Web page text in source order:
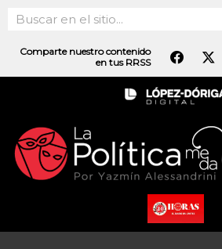
contenido
Search
Comparte nuestro contenido
en tus RRSS